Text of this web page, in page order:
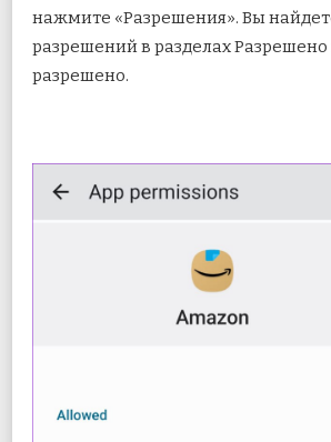
нажмите «Разрешения». Вы
разрешений в разделах
разрешено.